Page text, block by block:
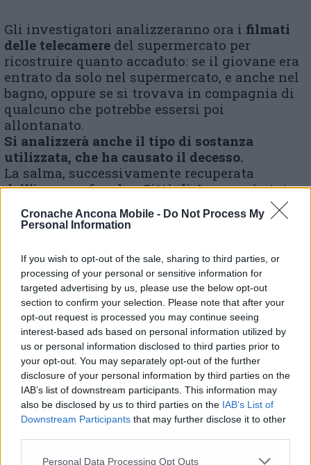
Cronache Ancona Mobile - Do Not Process My
Personal Information
If you wish to opt-out of the sale, sharing to third parties, or
processing of your personal or sensitive information for
targeted advertising by us, please use the below opt-out
section to confirm your selection. Please note that after your
opt-out request is processed you may continue seeing
interest-based ads based on personal information utilized by
us or personal information disclosed to third parties prior to
your opt-out. You may separately opt-out of the further
disclosure of your personal information by third parties on the
IAB’s list of downstream participants. This information may
also be disclosed by us to third parties on the IAB’s List of
Downstream Participants that may further disclose it to other
Personal Data Processing Opt Outs
Gli investigatori analizzeranno ora i filmati
delle telecamere del supermercato per
ricostruire quanto accaduto: se il giovane era
entrato da solo nel supermercato, e anche nel
bagno, oppure se si trovava in compagnia di
qualcuno che potrebbe essersi poi
allontanato.
Si analizzerà anche il tipo di sostanza
utilizzata, che ha causato il decesso.
La salma, successivamente recuperata
dall’impresa funebre Città di Ancona, è stata
trasportata nella camera mortuaria
dell’ospedale di Torrette dove si trova a
attesa che venga effettuata l’autopsia.
Un altro decesso, all’interno di un bagno di un
supermercato, era avvenuto nel giugno del
2012 al Piano.
al.big.
(Ultimo aggiornamento delle 20.50)